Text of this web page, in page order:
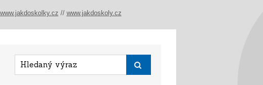
www.jakdoskolky.cz // www.jakdoskoly.cz